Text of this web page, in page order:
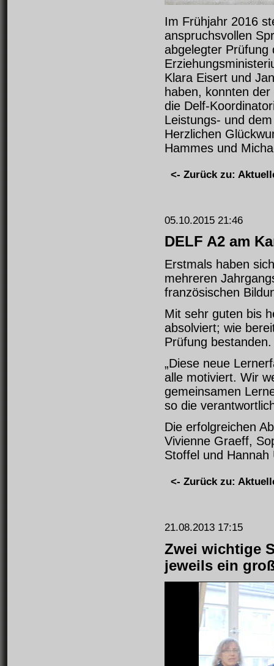
Im Frühjahr 2016
anspruchsvollen
abgelegter Prüfung
Klara Eisert und
haben, konnten
die Delf-
Leistungs- und
Herzlichen
Hammes und
<- Zurück zu:
05.10.2015 21:46
DELF A2 am
Erstmals haben
mehreren
französischen
Mit sehr guten bis
absolviert; wie
Prüfung bestanden.
„Diese neue
alle motiviert. Wir
gemeinsamen
so die
Die erfolgreichen
Vivienne Graeff,
Stoffel und Hannah
<- Zurück zu:
21.08.2013 17:15
Zwei wichtige
jeweils ein